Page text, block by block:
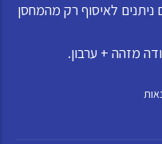
ניתנים לאיסוף רק מהמחסן
מזהה + ערבון.